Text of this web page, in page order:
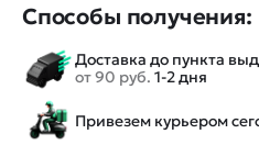
Способы получения:
Доставка до пункта
от 90 руб. 1-2 дня
Привезем курьером